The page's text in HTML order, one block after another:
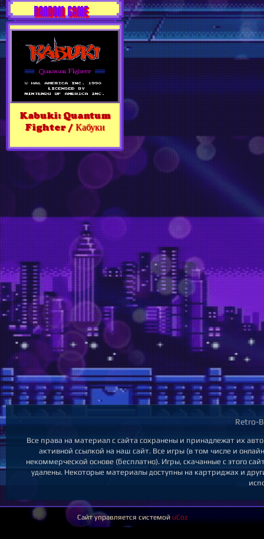
RANDOM GAME
Kabuki: Quantum
Fighter / Кабуки
Retro-
Все права на материал с сайта сохранены и принадлежат их
активной ссылкой на наш сайт. Все игры (в том числе и
некоммерческой основе (бесплатно). Игры, скачанные с этого
удалены. Некоторые материалы доступны на картриджах и
Сайт управляется системой uCoz